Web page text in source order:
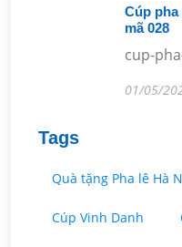
Cúp
mã 028
cup-
01/05/
Tags
Quà tặng Pha lê Hà
Cúp Vinh Danh